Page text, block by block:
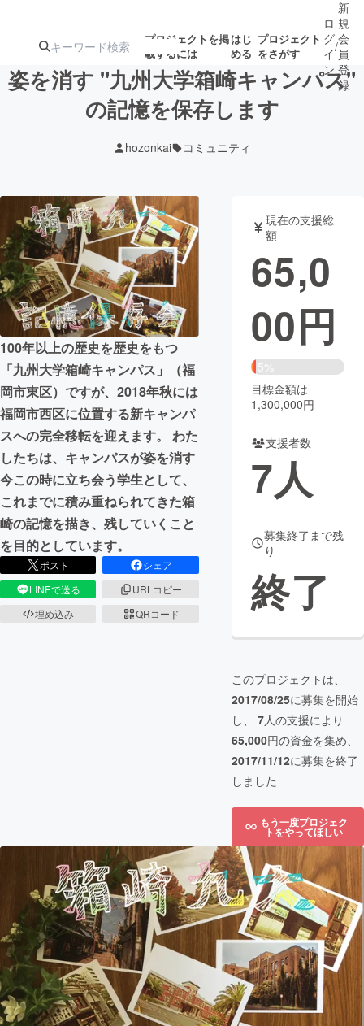
プロジェクトを掲
載するには
はじ
める
プロジェクト
をさがす
ジェクト
ロジェクト
アート・写真 音楽
テクノロジー・ガジェット ゲーム・
映像・映画 書籍・雑誌
ビジネス・起業 チャレンジ
まちづくり・地域活性化
CAMPFIRE for Social Good
CAMPFIRE Creation
CAMPFIREふるさと納税machi-ya コミュニティ
ロ
グ
イ
ン
/
新
規
会
員
登
録
姿を消す "九州大学箱崎キャンパス"
の記憶を保存します
hozonkai コミュニティ
100年以上の歴史を歴史をもつ
「九州大学箱崎キャンパス」（福
岡市東区）ですが、2018年秋には
福岡市西区に位置する新キャンパ
スへの完全移転を迎えます。 わた
したちは、キャンパスが姿を消す
今この時に立ち会う学生として、
これまでに積み重ねられてきた箱
崎の記憶を描き、残していくこと
を目的としています。
ポスト
シェア
LINEで送る
URLコピー
埋め込み
QRコード
現在の支援総
額
65,0
00円
5%
目標金額は
1,300,000円
支援者数
7人
募集終了まで残
り
終了
このプロジェクトは、
2017/08/25に募集を開始
し、 7人の支援により
65,000円の資金を集め、
2017/11/12に募集を終了
しました
もう一度プロジェク
トをやってほしい